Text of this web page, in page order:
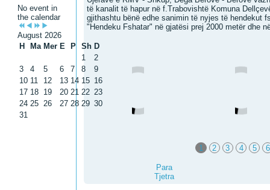
No event in
the calendar
August 2026
H
Ma Mer E P Sh D
1
2
3
4 5 6 7 8
9
10 11 12 13 14 15 16
17 18 19 20 21 22 23
24 25 26 27 28 29 30
31
të kanalit të hapur në f.Trabovishtë Komuna
gjithashtu bënë edhe sanimin të nyjes të hendekut
"Hendeku Fshatar" në gjatësi prej 2000 metër dhe
1 2 3 4 5 6
Para
Tjetra